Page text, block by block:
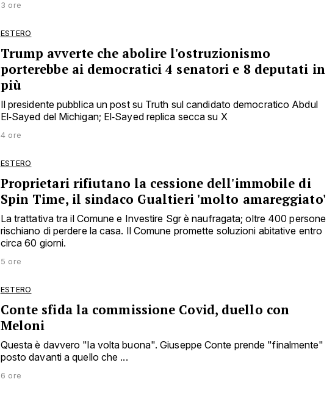
3 ore
ESTERO
Trump avverte che abolire l'ostruzionismo
porterebbe ai democratici 4 senatori e 8 deputati in
più
Il presidente pubblica un post su Truth sul candidato democratico Abdul
El‑Sayed del Michigan; El‑Sayed replica secca su X
4 ore
ESTERO
Proprietari rifiutano la cessione dell'immobile di
Spin Time, il sindaco Gualtieri 'molto amareggiato'
La trattativa tra il Comune e Investire Sgr è naufragata; oltre 400 persone
rischiano di perdere la casa. Il Comune promette soluzioni abitative entro
circa 60 giorni.
5 ore
ESTERO
Conte sfida la commissione Covid, duello con
Meloni
Questa è davvero "la volta buona". Giuseppe Conte prende "finalmente"
posto davanti a quello che ...
6 ore